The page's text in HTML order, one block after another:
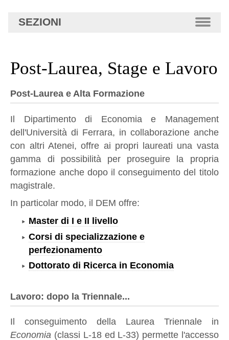
SEZIONI
Post-Laurea, Stage e Lavoro
Post-Laurea e Alta Formazione
Il Dipartimento di Economia e Management
dell'Università di Ferrara, in collaborazione anche
con altri Atenei, offre ai propri laureati una vasta
gamma di possibilità per proseguire la propria
formazione anche dopo il conseguimento del titolo
magistrale.
In particolar modo, il DEM offre:
Master di I e II livello
Corsi di specializzazione e
perfezionamento
Dottorato di Ricerca in Economia
Lavoro: dopo la Triennale...
Il conseguimento della Laurea Triennale in
Economia (classi L-18 ed L-33) permette l'accesso